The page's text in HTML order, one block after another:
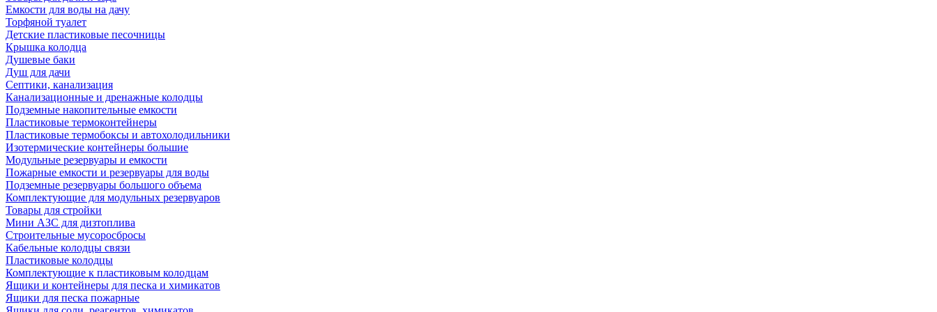
Емкости для воды на дачу
Торфяной туалет
Детские пластиковые песочницы
Крышка колодца
Душевые баки
Душ для дачи
Септики, канализация
Канализационные и дренажные колодцы
Подземные накопительные емкости
Пластиковые термоконтейнеры
Пластиковые термобоксы и автохолодильники
Изотермические контейнеры большие
Модульные резервуары и емкости
Пожарные емкости и резервуары для воды
Подземные резервуары большого объема
Комплектующие для модульных резервуаров
Товары для стройки
Мини АЗС для дизтоплива
Строительные мусоросбросы
Кабельные колодцы связи
Пластиковые колодцы
Комплектующие к пластиковым колодцам
Ящики и контейнеры для песка и химикатов
Ящики для песка пожарные